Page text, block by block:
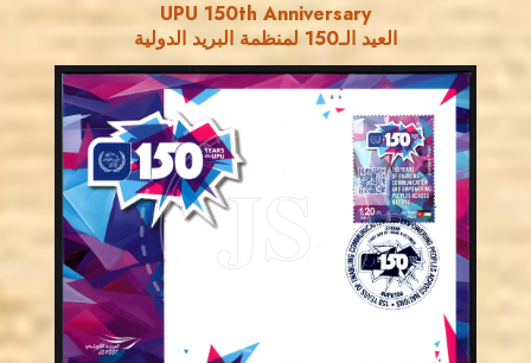
UPU 150th Anniversary
العيد الـ150 لمنظمة البريد الدولية
JS
MAHDI BSEISO